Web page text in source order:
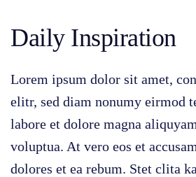
Daily Inspiration
Lorem ipsum dolor sit amet,
elitr, sed diam nonumy eirmod
labore et dolore magna
voluptua. At vero eos et
dolores et ea rebum. Stet clita